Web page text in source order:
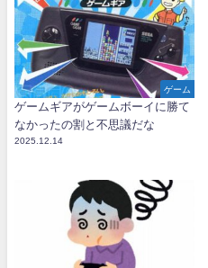
ゲーム
ゲームギアがゲームボーイに勝て
なかったの割と不思議だな
2025.12.14